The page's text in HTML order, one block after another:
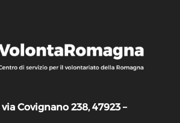
Covignano 238, 47923 –